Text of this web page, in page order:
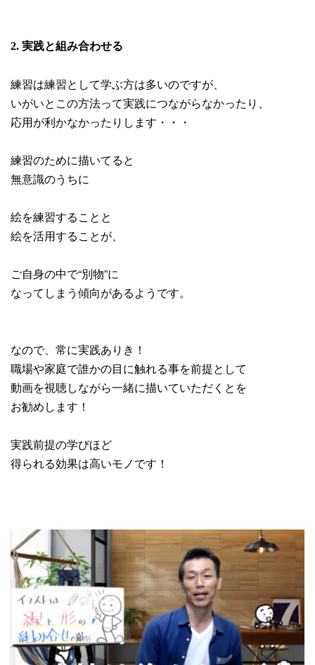
2. 実践と組み合わせる
練習は練習として学ぶ方は多いのですが、
いがいとこの方法って実践につながらなかったり、
応用が利かなかったりします・・・
練習のために描いてると
無意識のうちに
絵を練習することと
絵を活用することが、
ご自身の中で“別物”に
なってしまう傾向があるようです。
なので、常に実践ありき！
職場や家庭で誰かの目に触れる事を前提として
動画を視聴しながら一緒に描いていただくとを
お勧めします！
実践前提の学びほど
得られる効果は高いモノです！